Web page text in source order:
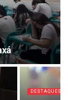
DESTAQUES